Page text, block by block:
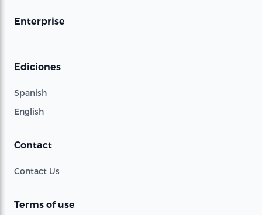
Enterprise
Ediciones
Spanish
English
Contact
Contact Us
Terms of use